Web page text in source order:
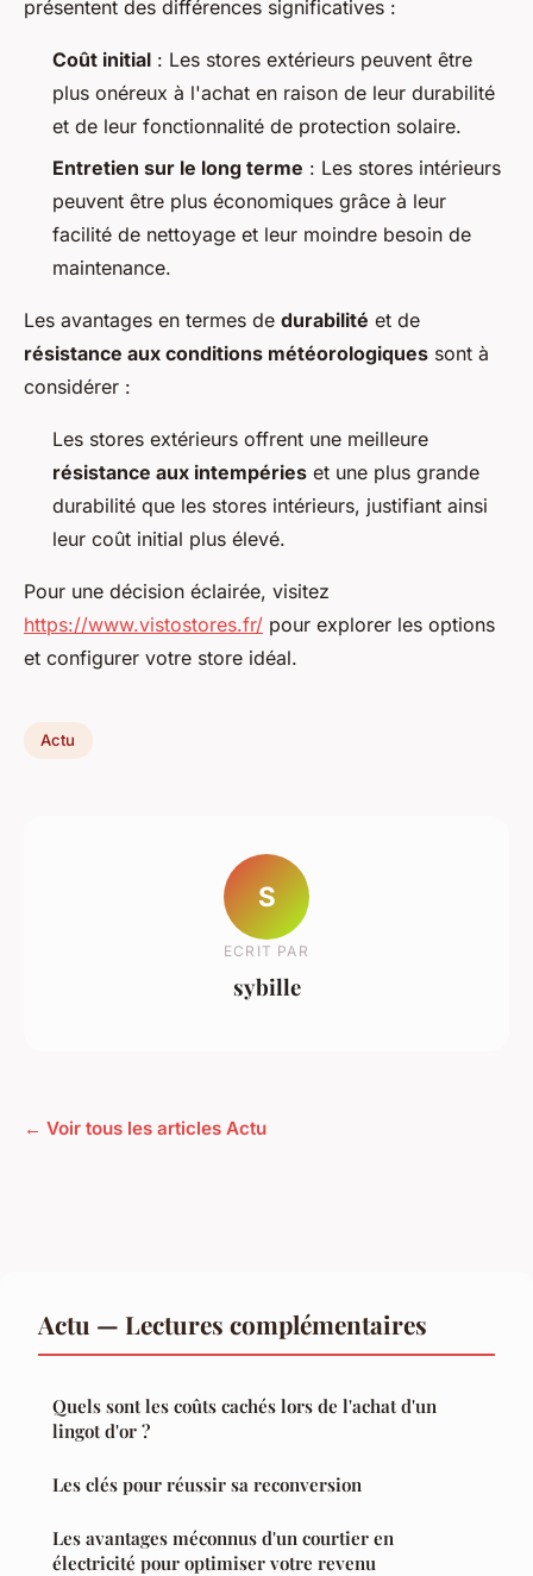
présentent des différences significatives :
Coût initial : Les stores extérieurs peuvent être
plus onéreux à l'achat en raison de leur durabilité
et de leur fonctionnalité de protection solaire.
Entretien sur le long terme : Les stores intérieurs
peuvent être plus économiques grâce à leur
facilité de nettoyage et leur moindre besoin de
maintenance.
Les avantages en termes de durabilité et de
résistance aux conditions météorologiques sont à
considérer :
Les stores extérieurs offrent une meilleure
résistance aux intempéries et une plus grande
durabilité que les stores intérieurs, justifiant ainsi
leur coût initial plus élevé.
Pour une décision éclairée, visitez
https://www.vistostores.fr/ pour explorer les options
et configurer votre store idéal.
Actu
S
ECRIT PAR
sybille
← Voir tous les articles Actu
Actu — Lectures complémentaires
Quels sont les coûts cachés lors de l'achat d'un
lingot d'or ?
Les clés pour réussir sa reconversion
Les avantages méconnus d'un courtier en
électricité pour optimiser votre revenu